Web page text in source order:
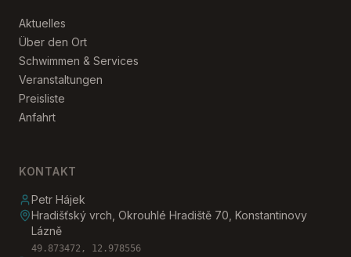
Aktuelles
Über den Ort
Schwimmen & Services
Veranstaltungen
Preisliste
Anfahrt
KONTAKT
Petr Hájek
Hradišťský vrch, Okrouhlé Hradiště 70, Konstantinovy
Lázně
49.873472, 12.978556